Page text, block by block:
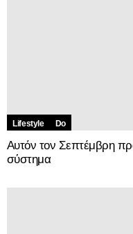
Lifestyle Do
Αυτόν τον Σεπτέμβρη
σύστημα